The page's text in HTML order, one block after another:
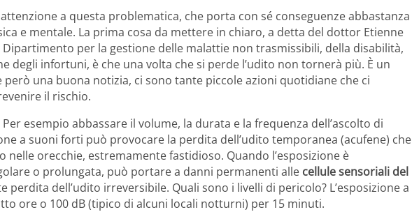
a questa problematica, che porta con sé conseguenze abbastanza
e mentale. La prima cosa da mettere in chiaro, a detta del dottor Etienne
per la gestione delle malattie non trasmissibili, della disabilità,
degli infortuni, è che una volta che si perde l’udito non tornerà più. È un
però una buona notizia, ci sono tante piccole azioni quotidiane che ci
il rischio.
esempio abbassare il volume, la durata e la frequenza dell’ascolto di
a suoni forti può provocare la perdita dell’udito temporanea (acufene) che
nelle orecchie, estremamente fastidioso. Quando l’esposizione è
o prolungata, può portare a danni permanenti alle cellule sensoriali del
perdita dell’udito irreversibile. Quali sono i livelli di pericolo? L’esposizione a
ore o 100 dB (tipico di alcuni locali notturni) per 15 minuti.